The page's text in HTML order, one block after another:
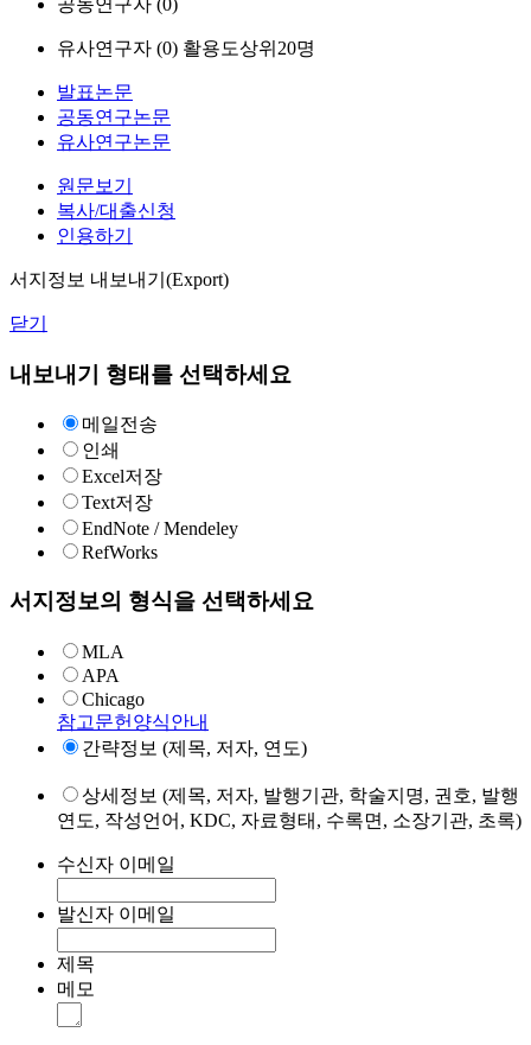
공동연구자 (0)
유사연구자 (0) 활용도상위20명
발표논문
공동연구논문
유사연구논문
원문보기
복사/대출신청
인용하기
서지정보 내보내기(Export)
닫기
내보내기 형태를 선택하세요
메일전송
인쇄
Excel저장
Text저장
EndNote / Mendeley
RefWorks
서지정보의 형식을 선택하세요
MLA
APA
Chicago
참고문헌양식안내
간략정보 (제목, 저자, 연도)
상세정보 (제목, 저자, 발행기관, 학술지명, 권호, 발행
연도, 작성언어, KDC, 자료형태, 수록면, 소장기관, 초록)
수신자 이메일
발신자 이메일
제목
메모